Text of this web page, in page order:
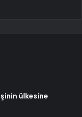
ülkesine